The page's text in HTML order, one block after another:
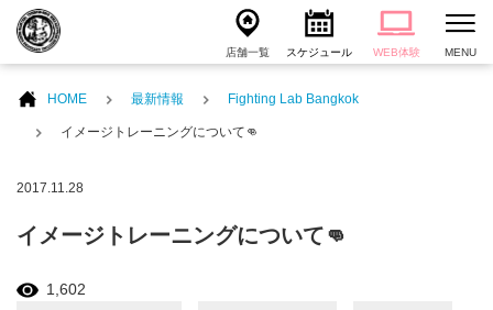
店舗一覧 スケジュール WEB体験 MENU
HOME 最新情報 Fighting Lab Bangkok
イメージトレーニングについて👊
2017.11.28
イメージトレーニングについて👊
1,602